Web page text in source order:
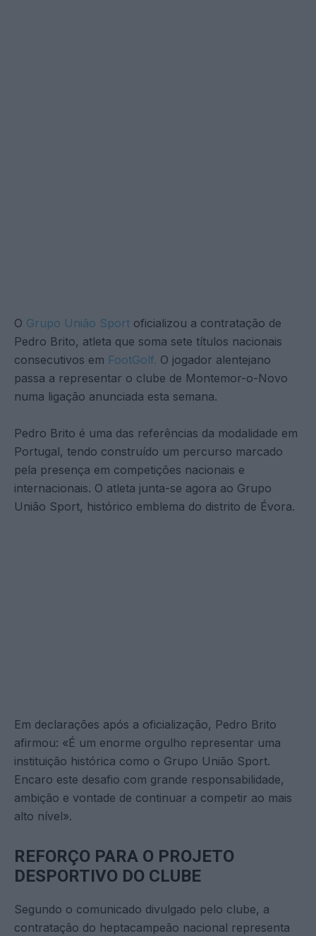
O Grupo União Sport oficializou a contratação de
Pedro Brito, atleta que soma sete títulos nacionais
consecutivos em FootGolf. O jogador alentejano
passa a representar o clube de Montemor-o-Novo
numa ligação anunciada esta semana.
Pedro Brito é uma das referências da modalidade em
Portugal, tendo construído um percurso marcado
pela presença em competições nacionais e
internacionais. O atleta junta-se agora ao Grupo
União Sport, histórico emblema do distrito de Évora.
Em declarações após a oficialização, Pedro Brito
afirmou: «É um enorme orgulho representar uma
instituição histórica como o Grupo União Sport.
Encaro este desafio com grande responsabilidade,
ambição e vontade de continuar a competir ao mais
alto nível».
REFORÇO PARA O PROJETO
DESPORTIVO DO CLUBE
Segundo o comunicado divulgado pelo clube, a
contratação do heptacampeão nacional representa